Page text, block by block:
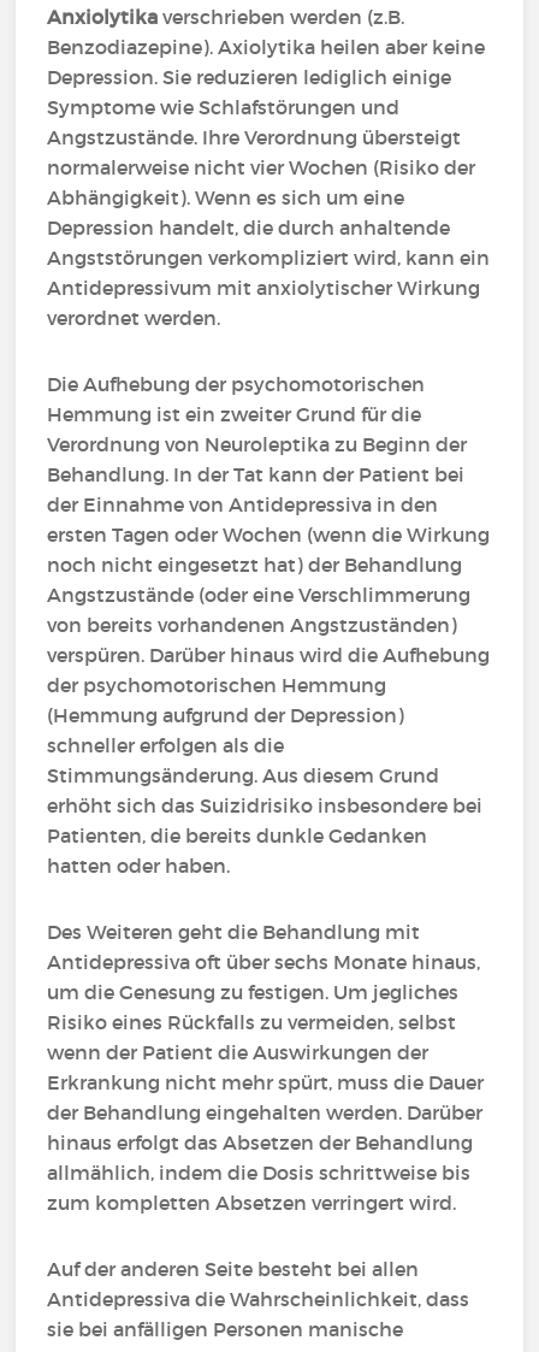
Anxiolytikaverschrieben werden (z.B.
Benzodiazepine). Axiolytika heilen aber keine
Depression. Sie reduzieren lediglich einige
Symptome wie Schlafstörungen und
Angstzustände. Ihre Verordnung übersteigt
normalerweise nicht vier Wochen (Risiko der
Abhängigkeit). Wenn es sich um eine
Depression handelt, die durch anhaltende
Angststörungen verkompliziert wird, kann ein
Antidepressivum mit anxiolytischer Wirkung
verordnet werden.
Die Aufhebung der psychomotorischen
Hemmung ist ein zweiter Grund für die
Verordnung von Neuroleptika zu Beginn der
Behandlung. In der Tat kann der Patient bei
der Einnahme von Antidepressiva in den
ersten Tagen oder Wochen (wenn die Wirkung
noch nicht eingesetzt hat) der Behandlung
Angstzustände (oder eine Verschlimmerung
von bereits vorhandenen Angstzuständen)
verspüren. Darüber hinaus wird die Aufhebung
der psychomotorischen Hemmung
(Hemmung aufgrund der Depression)
schneller erfolgen als die
Stimmungsänderung. Aus diesem Grund
erhöht sich das Suizidrisiko insbesondere bei
Patienten, die bereits dunkle Gedanken
hatten oder haben.
Des Weiteren geht die Behandlung mit
Antidepressiva oft über sechs Monate hinaus,
um die Genesung zu festigen. Um jegliches
Risiko eines Rückfalls zu vermeiden, selbst
wenn der Patient die Auswirkungen der
Erkrankung nicht mehr spürt, muss die Dauer
der Behandlung eingehalten werden. Darüber
hinaus erfolgt das Absetzen der Behandlung
allmählich, indem die Dosis schrittweise bis
zum kompletten Absetzen verringert wird.
Auf der anderen Seite besteht bei allen
Antidepressiva die Wahrscheinlichkeit, dass
sie bei anfälligen Personen manische